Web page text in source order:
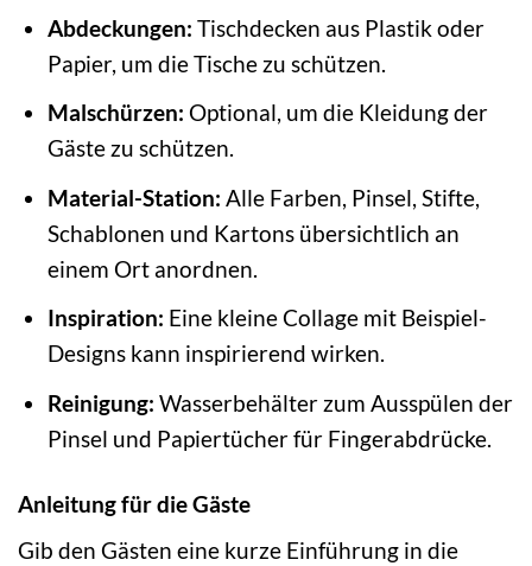
Abdeckungen: Tischdecken aus Plastik oder
Papier, um die Tische zu schützen.
Malschürzen: Optional, um die Kleidung der
Gäste zu schützen.
Material-Station: Alle Farben, Pinsel, Stifte,
Schablonen und Kartons übersichtlich an
einem Ort anordnen.
Inspiration: Eine kleine Collage mit Beispiel-
Designs kann inspirierend wirken.
Reinigung: Wasserbehälter zum Ausspülen der
Pinsel und Papiertücher für Fingerabdrücke.
Anleitung für die Gäste
Gib den Gästen eine kurze Einführung in die